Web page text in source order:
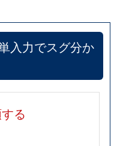
入力でスグ分か
る